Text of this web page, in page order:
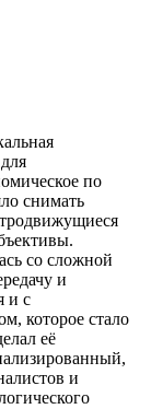
по
снимать
со сложной
и
и с
которое стало
её
и